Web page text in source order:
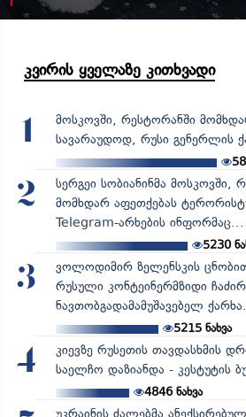
კვირის ყველაზე კითხვადი
1
მოსკოვში, რესტორანში
სავარაუდოდ, რუსი გენერლის
2
სერგეი სობიანინმა მოსკოვში,
მომხდარ აფეთქებას
Telegram-არხების ინფორმაც...
5230
3
ვოლოდიმირ ზელენსკის
რუსული კონტეინერმზიდი
ნავთობგადამამუშავებელ
5215ნახვა
4
კიევზე რუსეთის თავდასხმის
საელჩო დაზიანდა - კესტუტის
4846ნახვა